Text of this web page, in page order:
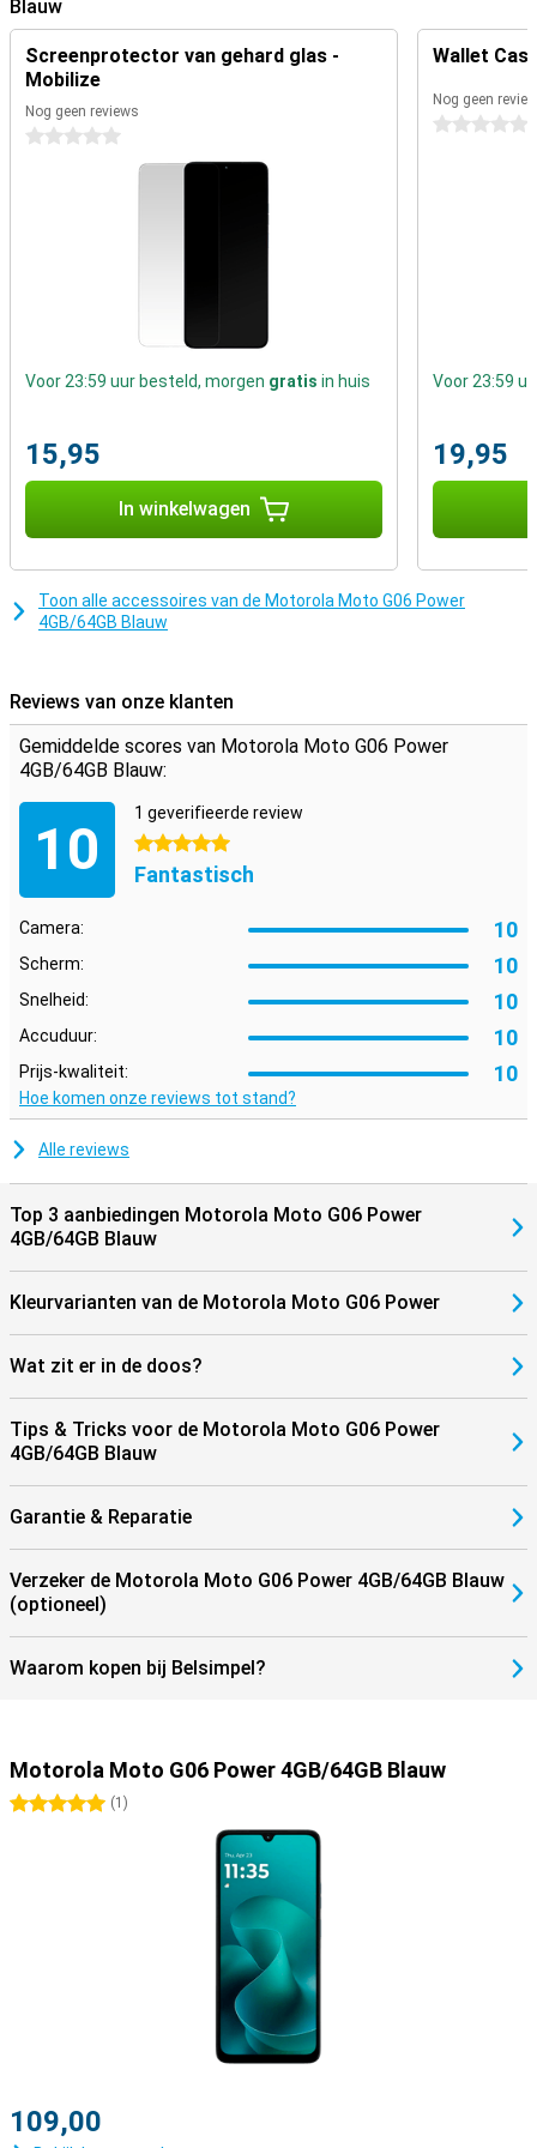
Blauw
Screenprotector van gehard glas -
Mobilize
Nog geen reviews
0 sterren
Voor 23:59 uur besteld, morgen gratis in huis
15,95
In winkelwagen
Wallet
Nog geen
0 sterren
Voor 23:59
19,95
Toon alle accessoires van de Motorola Moto G06 Power
4GB/64GB Blauw
Reviews van onze klanten
Gemiddelde scores van Motorola Moto G06 Power
4GB/64GB Blauw:
10
1 geverifieerde review
5 sterren
Fantastisch
Camera: 10
Scherm: 10
Snelheid: 10
Accuduur: 10
Prijs-kwaliteit: 10
Hoe komen onze reviews tot stand?
Alle reviews
Top 3 aanbiedingen Motorola Moto G06 Power
4GB/64GB Blauw
Kleurvarianten van de Motorola Moto G06 Power
Wat zit er in de doos?
Tips & Tricks voor de Motorola Moto G06 Power
4GB/64GB Blauw
Garantie & Reparatie
Verzeker de Motorola Moto G06 Power 4GB/64GB Blauw
(optioneel)
Waarom kopen bij Belsimpel?
Motorola Moto G06 Power 4GB/64GB Blauw
5 sterren
(1 )
109,00